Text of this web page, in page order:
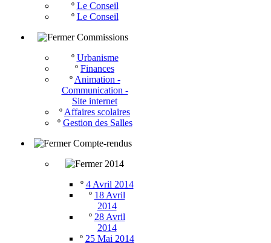
º Le Conseil
º Le Conseil
Commissions
º Urbanisme
º Finances
º Animation -
Communication -
Site internet
º Affaires scolaires
º Gestion des Salles
Compte-rendus
2014
º 4 Avril 2014
º 18 Avril
2014
º 28 Avril
2014
º 25 Mai 2014